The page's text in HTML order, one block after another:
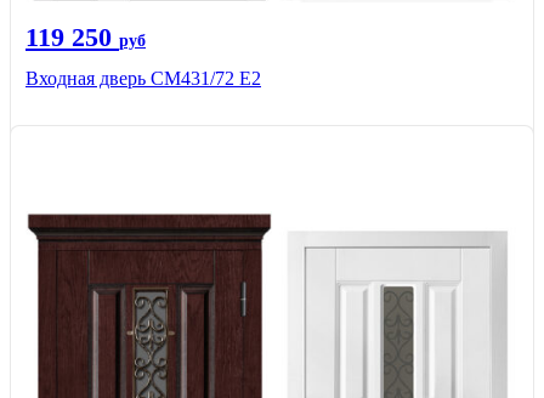
119 250 руб
Входная дверь СМ431/72 Е2